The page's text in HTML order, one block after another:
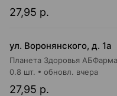
27,95 р.
ул. Воронянского, д. 1а
27,95 р.
0.8 шт. обновл. вчера